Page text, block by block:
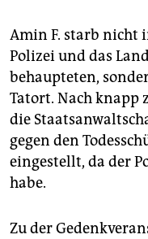
Amin F. starb nicht
Polizei und das
behaupteten,
Tatort. Nach
die
gegen den
eingestellt, da der
habe.
Zu der